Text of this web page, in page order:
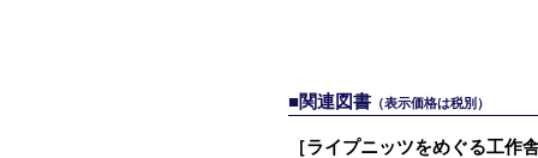
■関連図書 （表示価格は税別）
［ライプニッツをめぐる工作